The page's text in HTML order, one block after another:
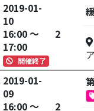
2019-01-
10
16:00 ～
17:00
開催終了
2
2019-01-
09
16:00 ～
2